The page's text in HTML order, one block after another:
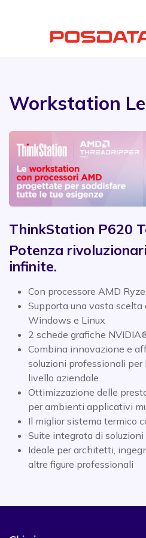
Workstation
ThinkStation P620
Potenza
infinite.
Con processore AMD
Supporta una vasta
Windows e Linux
2 schede grafiche
Combina innovazione e
soluzioni professionali
livello aziendale
Ottimizzazione delle
per ambienti applicativi
Il miglior sistema termico
Suite integrata di soluzioni
Ideale per architetti,
altre figure professionali